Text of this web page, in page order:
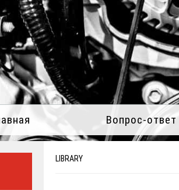
Вопрос-ответ
LIBRARY